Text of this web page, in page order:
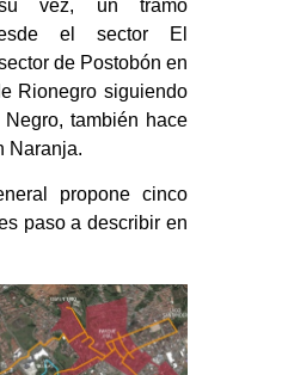
vez, un tramo
el sector El
de Postobón en
Rionegro siguiendo
también hace
Naranja.
propone cinco
paso a describir en